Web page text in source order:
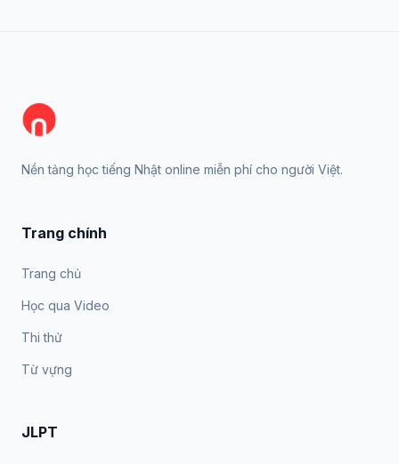
Nền tảng học tiếng Nhật online miễn phí cho người Việt.
Trang chính
Trang chủ
Học qua Video
Thi thử
Từ vựng
JLPT